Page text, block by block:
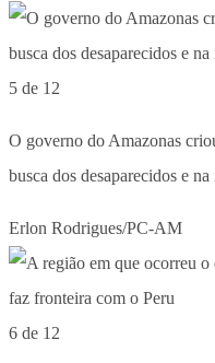
5 de 12
O governo do Amazonas
busca dos desaparecidos e
Erlon Rodrigues/PC-AM
6 de 12